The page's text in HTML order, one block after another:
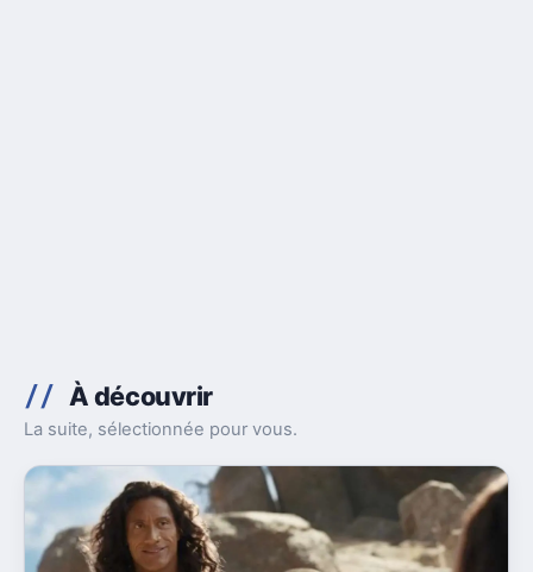
À découvrir
La suite, sélectionnée pour vous.